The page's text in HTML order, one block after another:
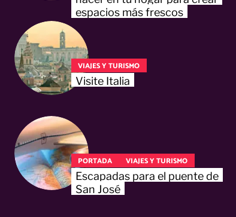
espacios más frescos
VIAJES Y TURISMO
Visite Italia
PORTADA VIAJES Y TURISMO
Escapadas para el puente de
San José